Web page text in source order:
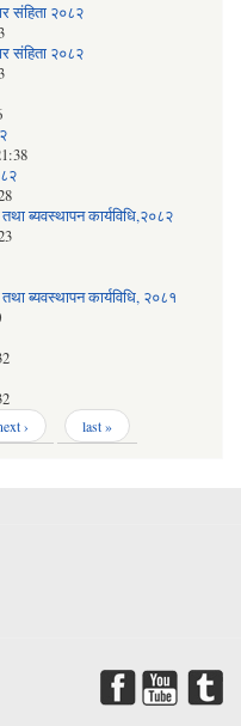
संहिता २०८२
संहिता २०८२
ब्यवस्थापन कार्यविधि,२०८२
ब्यवस्थापन कार्यविधि, २०८१
› last »